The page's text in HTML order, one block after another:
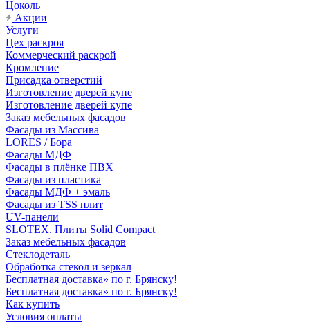
Цоколь
Акции
Услуги
Цех раскроя
Коммерческий раскрой
Кромление
Присадка отверстий
Изготовление дверей купе
Изготовление дверей купе
Заказ мебельных фасадов
Фасады из Массива
LORES / Бора
Фасады МДФ
Фасады в плёнке ПВХ
Фасады из пластика
Фасады МДФ + эмаль
Фасады из TSS плит
UV-панели
SLOTEX. Плиты Solid Compact
Заказ мебельных фасадов
Стеклодеталь
Обработка стекол и зеркал
Бесплатная доставка» по г. Брянску!
Бесплатная доставка» по г. Брянску!
Как купить
Условия оплаты